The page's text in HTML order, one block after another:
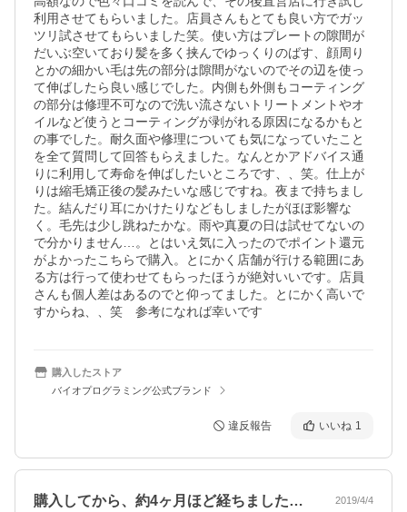
利用させてもらいました。店員さんもとても良い方でガッ
ツリ試させてもらいました笑。使い方はプレートの隙間が
だいぶ空いており髪を多く挟んでゆっくりのばす、顔周り
とかの細かい毛は先の部分は隙間がないのでその辺を使っ
て伸ばしたら良い感じでした。内側も外側もコーティング
の部分は修理不可なので洗い流さないトリートメントやオ
イルなど使うとコーティングが剥がれる原因になるかもと
の事でした。耐久面や修理についても気になっていたこと
を全て質問して回答もらえました。なんとかアドバイス通
りに利用して寿命を伸ばしたいところです、、笑。仕上が
りは縮毛矯正後の髪みたいな感じですね。夜まで持ちまし
た。結んだり耳にかけたりなどもしましたがほぼ影響な
く。毛先は少し跳ねたかな。雨や真夏の日は試せてないの
で分かりません…。とはいえ気に入ったのでポイント還元
がよかったこちらで購入。とにかく店舗が行ける範囲にあ
る方は行って使わせてもらったほうが絶対いいです。店員
さんも個人差はあるのでと仰ってました。とにかく高いで
すからね、、笑　参考になれば幸いです
購入したストア
バイオプログラミング公式ブランド
違反報告 いいね 1
購入してから、約4ヶ月ほど経ちました。… 2019/4/4